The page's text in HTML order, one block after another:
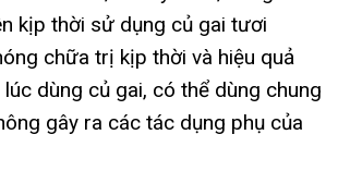
kịp thời sử dụng củ gai tươi
chữa trị kịp thời và hiệu quả
dùng củ gai, có thể dùng chung
gây ra các tác dụng phụ của